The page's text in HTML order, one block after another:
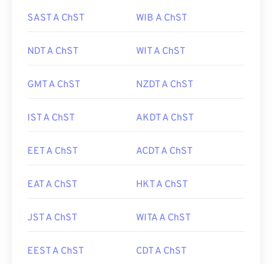
SAST A ChST WIB A ChST
NDT A ChST WIT A ChST
GMT A ChST NZDT A ChST
IST A ChST AKDT A ChST
EET A ChST ACDT A ChST
EAT A ChST HKT A ChST
JST A ChST WITA A ChST
EEST A ChST CDT A ChST